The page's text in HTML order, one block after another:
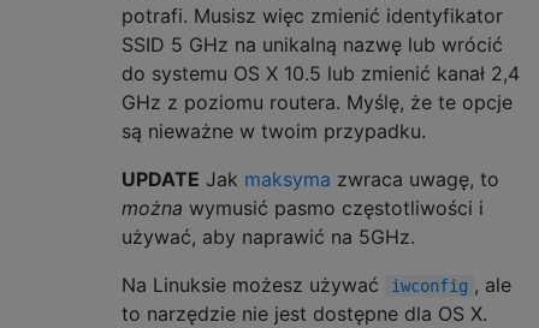
potrafi. Musisz więc zmienić identyfikator
SSID 5 GHz na unikalną nazwę lub wrócić
do systemu OS X 10.5 lub zmienić kanał 2,4
GHz z poziomu routera. Myślę, że te opcje
są nieważne w twoim przypadku.
UPDATE Jak maksyma zwraca uwagę, to
można wymusić pasmo częstotliwości i
używać, aby naprawić na 5GHz.
Na Linuksie możesz używać
iwconfig , ale
to narzędzie nie jest dostępne dla OS X.